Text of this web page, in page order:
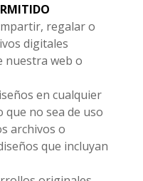
regalar o
digitales
nuestra web o
en cualquier
no sea de uso
archivos o
que incluyan